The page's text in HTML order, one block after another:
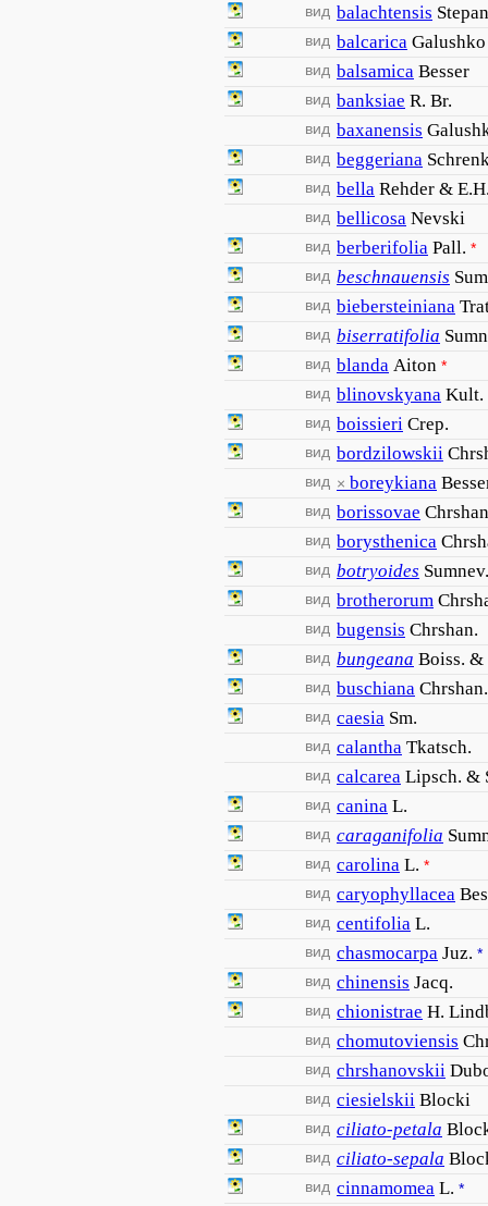
вид balachtensis
вид balcarica Galushko
вид balsamica Besser
вид banksiae R. Br.
вид baxanensis
вид beggeriana
вид bella Rehder &
вид bellicosa Nevski
вид berberifolia Pall. *
вид beschnauensis
вид biebersteiniana
вид biserratifolia
вид blanda Aiton *
вид blinovskyana Kult.
вид boissieri Crep.
вид bordzilowskii
вид × boreykiana
вид borissovae
вид borysthenica
вид botryoides Sumnev.
вид brotherorum
вид bugensis Chrshan.
вид bungeana Boiss. &
вид buschiana Chrshan.
вид caesia Sm.
вид calantha Tkatsch.
вид calcarea Lipsch. &
вид canina L.
вид caraganifolia
вид carolina L. *
вид caryophyllacea
вид centifolia L.
вид chasmocarpa Juz. *
вид chinensis Jacq.
вид chionistrae H.
вид chomutoviensis
вид chrshanovskii
вид ciesielskii Blocki
вид ciliato-petala
вид ciliato-sepala
вид cinnamomea L. *